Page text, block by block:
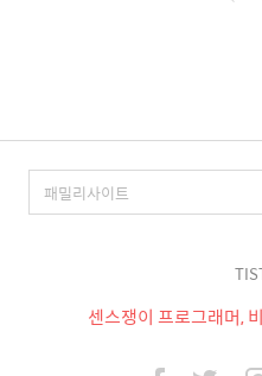
센스쟁이 프로그래머,